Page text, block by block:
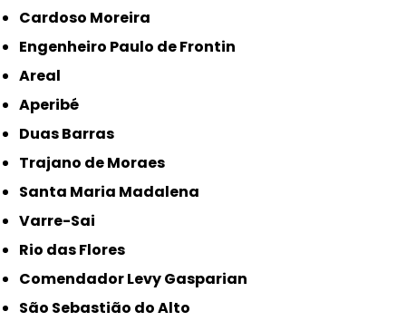
Cardoso Moreira
Engenheiro Paulo de Frontin
Areal
Aperibé
Duas Barras
Trajano de Moraes
Santa Maria Madalena
Varre-Sai
Rio das Flores
Comendador Levy Gasparian
São Sebastião do Alto